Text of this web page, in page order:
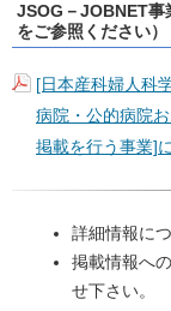
JSOG－JOBNET事
をご参照ください）
[日本産科婦人科
病院・公的病院
掲載を行う事業]
詳細情報に
掲載情報へ
せ下さい。